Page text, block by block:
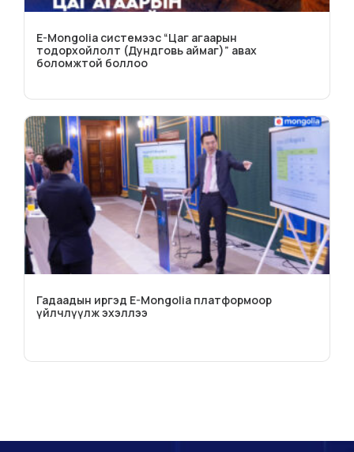
E-Mongolia системээс “Цаг агаарын
тодорхойлолт (Дундговь аймаг)” авах
боломжтой боллоо
Гадаадын иргэд E-Mongolia платформоор
үйлчлүүлж эхэллээ